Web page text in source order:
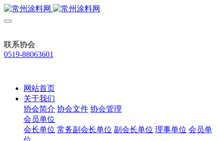
联系协会
0519-88063601
网站首页
关于我们
协会简介 协会文件 协会管理
会员单位
会长单位 常务副会长单位 副会长单位 理事单位 会员单